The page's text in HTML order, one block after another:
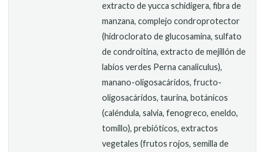
extracto de yucca schidigera, fibra de
manzana, complejo condroprotector
(hidroclorato de glucosamina, sulfato
de condroitina, extracto de mejillón de
labios verdes Perna canaliculus),
manano-oligosacáridos, fructo-
oligosacáridos, taurina, botánicos
(caléndula, salvia, fenogreco, eneldo,
tomillo), prebióticos, extractos
vegetales (frutos rojos, semilla de